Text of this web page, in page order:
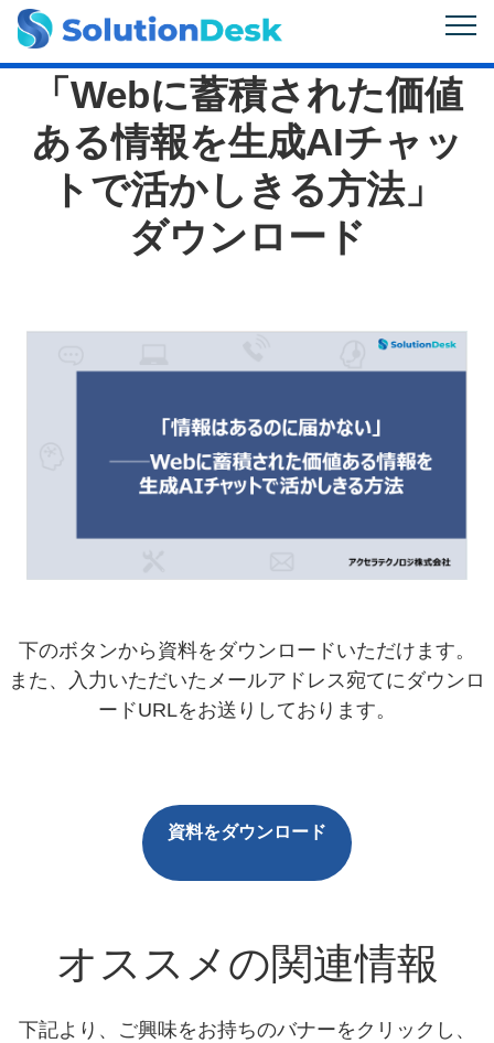
「Webに蓄積された価値
ある情報を生成AIチャッ
トで活かしきる方法」
ダウンロード
下のボタンから資料をダウンロードいただけます。
また、入力いただいたメールアドレス宛てにダウンロ
ードURLをお送りしております。
資料をダウンロード
オススメの関連情報
下記より、ご興味をお持ちのバナーをクリックし、